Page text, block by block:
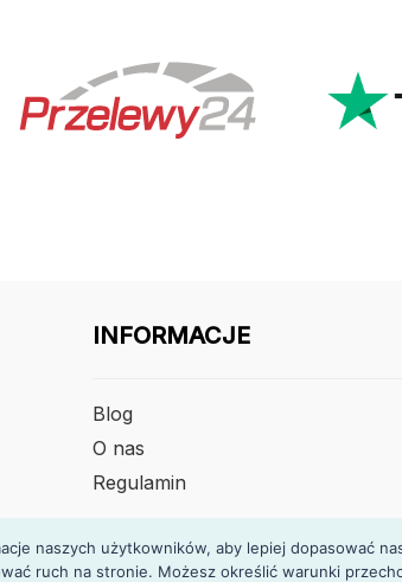
INFORMACJE
Blog
O nas
Regulamin
naszych użytkowników, aby lepiej dopasować
ruch na stronie. Możesz określić warunki